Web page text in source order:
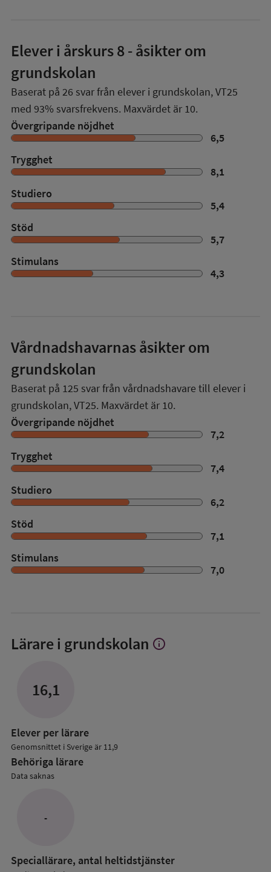
Elever i årskurs 8- åsikter om
grundskolan
Baserat på 26 svar från elever i grundskolan,VT25
med 93% svarsfrekvens. Maxvärdet är 10.
Övergripande nöjdhet
6,5
Trygghet
8,1
Studiero
5,4
Stöd
5,7
Stimulans
4,3
Vårdnadshavarnas åsikter om
grundskolan
Baserat på 125 svar från vårdnadshavare till elever i
grundskolan,VT25. Maxvärdet är 10.
Övergripande nöjdhet
7,2
Trygghet
7,4
Studiero
6,2
Stöd
7,1
Stimulans
7,0
Lärare i grundskolan Visa
info
16,1
Elever per lärare
Genomsnittet i Sverige är 11,9
Behöriga lärare
Data saknas
-
Speciallärare, antal heltidstjänster